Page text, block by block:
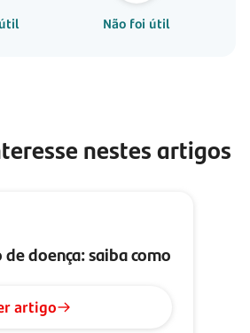
Não foi útil
nestes artigos
doença: saiba como
artigo